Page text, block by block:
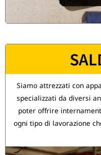
Siamo attrezzati con
specializzati da diversi
poter offrire
ogni tipo di lavorazione